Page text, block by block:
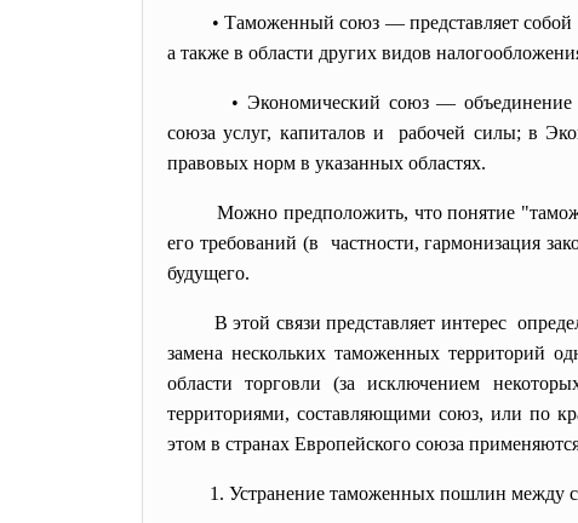
• Таможенный союз — представляет
а также в области других видов
• Экономический союз —
союза услуг, капиталов и рабочей силы; в
правовых норм в указанных областях.
Можно предположить, что понятие
его требований (в частности, гармонизация
будущего.
В этой связи представляет интерес
замена нескольких таможенных территорий
области торговли (за исключением
территориями, составляющими союз, или по
этом в странах Европейского союза
1. Устранение таможенных пошлин между